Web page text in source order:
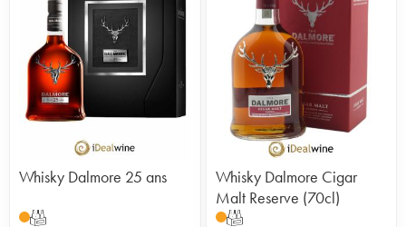
Whisky Dalmore 25 ans
T
Whisky Dalmore Cigar
Malt Reserve (70cl)
T